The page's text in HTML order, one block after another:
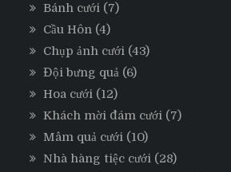
Bánh cưới (7)
Cầu Hôn (4)
Chụp ảnh cưới (43)
Đội bưng quả (6)
Hoa cưới (12)
Khách mời đám cưới (7)
Mâm quả cưới (10)
Nhà hàng tiệc cưới (28)